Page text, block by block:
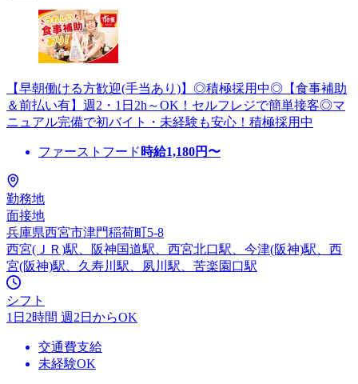
【早朝働ける方歓迎(手当あり)】◎積極採用中◎【食事補助
＆前払い有】週2・1日2h～OK！セルフレジで簡単接客◎マ
ニュアル完備で初バイト・未経験も安心！積極採用中
ファーストフード 時給1,180円〜
勤務地
面接地
兵庫県西宮市津門稲荷町5-8
西宮(ＪＲ)駅、阪神国道駅、西宮北口駅、今津(阪神)駅、西
宮(阪神)駅、久寿川駅、夙川駅、苦楽園口駅
シフト
1日2時間 週2日からOK
交通費支給
未経験OK